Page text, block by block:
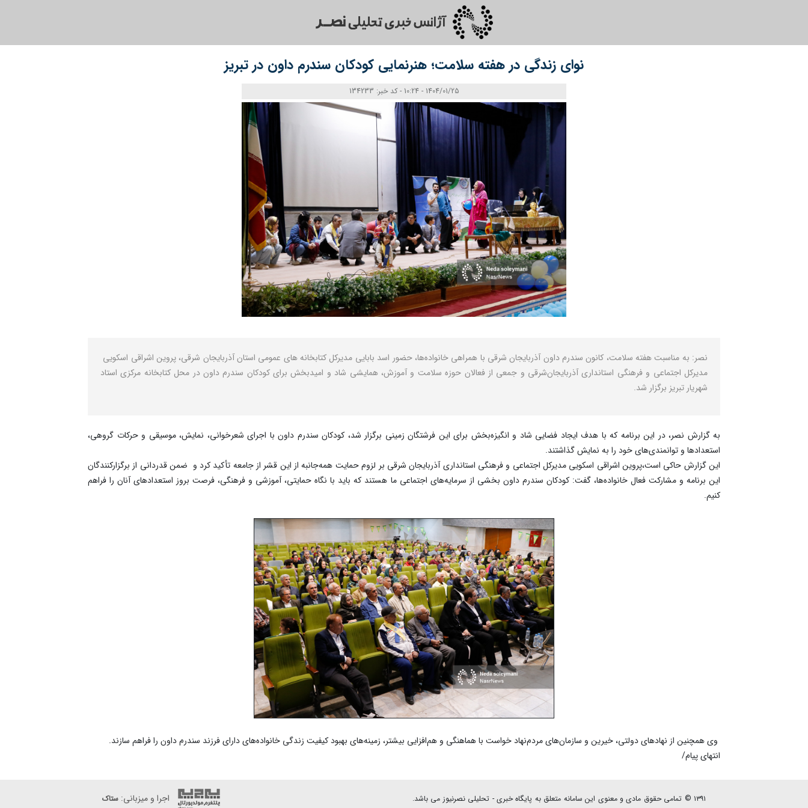
نوای زندگی در هفته سلامت؛ هنرنمایی کودکان سندرم داون در تبریز
1404/01/25 - 10:24 - کد خبر: 134233
نصر: به مناسبت هفته سلامت، کانون سندرم داون آذربایجان شرقی با همراهی خانواده‌ها، حضور اسد بابایی مدیرکل کتابخانه های عمومی استان آذربایجان شرقی، پروین اشراقی اسکویی
مدیرکل اجتماعی و فرهنگی استانداری آذربایجان‌شرقی و جمعی از فعالان حوزه سلامت و آموزش، همایشی شاد و امیدبخش برای کودکان سندرم داون در محل کتابخانه مرکزی استاد
شهریار تبریز برگزار شد.
به گزارش نصر، در این برنامه که با هدف ایجاد فضایی شاد و انگیزه‌بخش برای این فرشتگان زمینی برگزار شد، کودکان سندرم داون با اجرای شعرخوانی، نمایش، موسیقی و حرکات گروهی،
استعدادها و توانمندی‌های خود را به نمایش گذاشتند.
این گزارش حاکی است،پروین اشراقی اسکویی مدیرکل اجتماعی و فرهنگی استانداری آذربایجان‌ شرقی بر لزوم حمایت همه‌جانبه از این قشر از جامعه تأکید کرد و ضمن قدردانی از برگزارکنندگان
این برنامه و مشارکت فعال خانواده‌ها، گفت: کودکان سندرم داون بخشی از سرمایه‌های اجتماعی ما هستند که باید با نگاه حمایتی، آموزشی و فرهنگی، فرصت بروز استعدادهای آنان را فراهم
کنیم.
وی همچنین از نهادهای دولتی، خیرین و سازمان‌های مردم‌نهاد خواست با هماهنگی و هم‌افزایی بیشتر، زمینه‌های بهبود کیفیت زندگی خانواده‌های دارای فرزند سندرم داون را فراهم سازند.
انتهای پیام/
۱۳۹۱ © تمامی حقوق مادی و معنوی این سامانه متعلق به پایگاه خبری - تحلیلی نصرنیوز می باشد. اجرا و میزبانی:ستاک